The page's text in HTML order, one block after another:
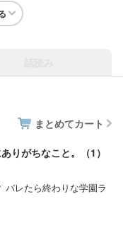
まとめてカート
りがちなこと。（1）
バレたら終わりな学園ラ